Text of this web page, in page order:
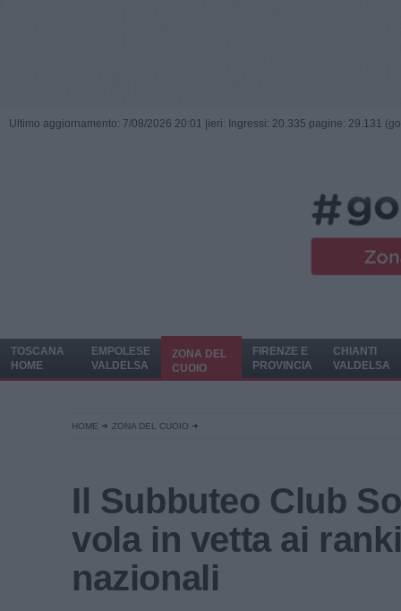
Ultimo aggiornamento: 7/08/2026 20:01 | ieri: Ingressi: 20.335 pagine: 29.131
TOSCANA
HOME
EMPOLESE
VALDELSA
ZONA DEL
CUOIO
FIRENZE E
PROVINCIA
CHIANTI
VALDELSA
HOME ZONA DEL CUOIO
Il Subbuteo Club
vola in vetta ai
nazionali